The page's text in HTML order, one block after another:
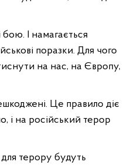
бою. І намагається
поразки. Для чого
на нас, на Європу,
Це правило діє
і на російський терор
для терору будуть